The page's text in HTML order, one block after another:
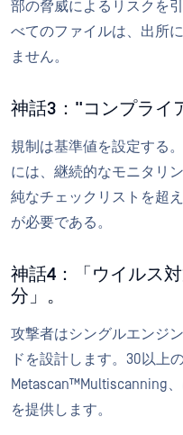
部の脅威によるリスクを
べてのファイルは、出所
ません。
神話3："コンプライ
規制は基準値を設定する
には、継続的なモニタリ
純なチェックリストを超
が必要である。
神話4：「ウイルス
分」。
攻撃者はシングルエンジ
ドを設計します。30以上
Metascan™Multiscanning
を提供します。